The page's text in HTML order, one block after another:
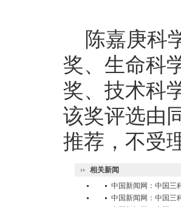
陈嘉庚科
奖、生命科
奖、技术科
该奖评选由
推荐，不受
相关新闻
中国新闻网：中国三
中国新闻网：中国三